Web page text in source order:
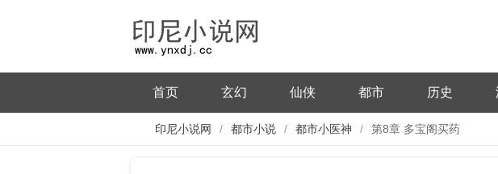
首页 玄幻 仙侠 都市 历史
印尼小说网 都市小说 都市小医神 第8章 多宝阁买药